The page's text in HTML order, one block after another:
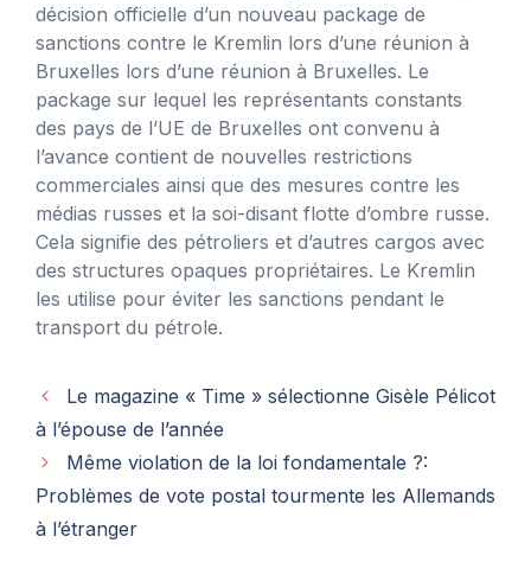
décision officielle d’un nouveau package de
sanctions contre le Kremlin lors d’une réunion à
Bruxelles lors d’une réunion à Bruxelles. Le
package sur lequel les représentants constants
des pays de l’UE de Bruxelles ont convenu à
l’avance contient de nouvelles restrictions
commerciales ainsi que des mesures contre les
médias russes et la soi-disant flotte d’ombre russe.
Cela signifie des pétroliers et d’autres cargos avec
des structures opaques propriétaires. Le Kremlin
les utilise pour éviter les sanctions pendant le
transport du pétrole.
Le magazine « Time » sélectionne Gisèle Pélicot
à l’épouse de l’année
Même violation de la loi fondamentale ?:
Problèmes de vote postal tourmente les Allemands
à l’étranger